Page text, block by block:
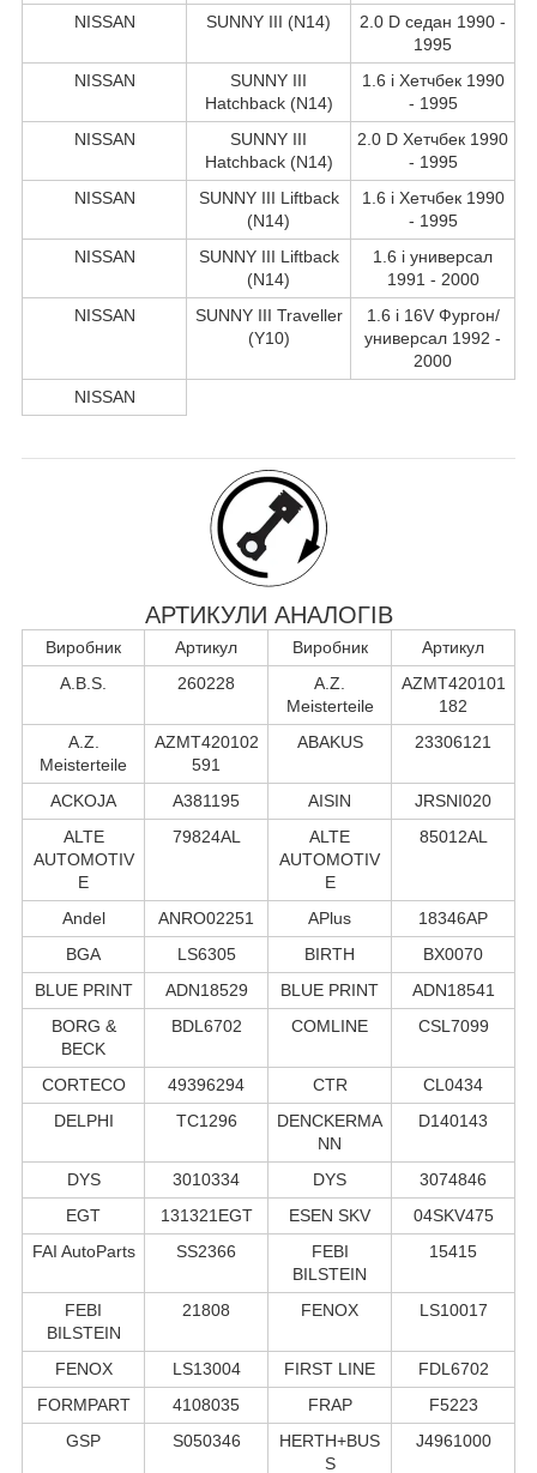
NISSAN SUNNY III (N14)
2.0 D седан 1990 -
1995
NISSAN
SUNNY III
Hatchback (N14)
1.6 i Хетчбек 1990
- 1995
NISSAN
SUNNY III
Hatchback (N14)
2.0 D Хетчбек 1990
- 1995
NISSAN
SUNNY III Liftback
(N14)
1.6 i Хетчбек 1990
- 1995
NISSAN
SUNNY III Liftback
(N14)
1.6 i универсал
1991 - 2000
NISSAN
SUNNY III Traveller
(Y10)
1.6 i 16V Фургон/
универсал 1992 -
2000
NISSAN
АРТИКУЛИ АНАЛОГІВ
Виробник Артикул Виробник
Артикул
A.B.S.
260228
A.Z.
Meisterteile
AZMT420101
182
A.Z.
Meisterteile
AZMT420102
591
ABAKUS 23306121
ACKOJA A381195 AISIN
JRSNI020
ALTE
AUTOMOTIV
E
79824AL
ALTE
AUTOMOTIV
E
85012AL
Andel ANRO02251 APlus
18346AP
BGA
LS6305 BIRTH
BX0070
BLUE PRINT
ADN18529 BLUE PRINT
ADN18541
BORG &
BECK
BDL6702 COMLINE CSL7099
CORTECO 49396294 CTR
CL0434
DELPHI
TC1296
DENCKERMA
NN
D140143
DYS 3010334 DYS
3074846
EGT
131321EGT ESEN SKV
04SKV475
FAI AutoParts
SS2366
FEBI
BILSTEIN
15415
FEBI
BILSTEIN
21808 FENOX LS10017
FENOX LS13004 FIRST LINE
FDL6702
FORMPART
4108035 FRAP
F5223
GSP
S050346
HERTH+BUS
S
J4961000